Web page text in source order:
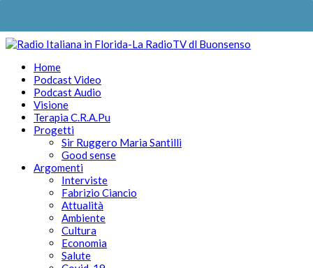
Home
Podcast Video
Podcast Audio
Visione
Terapia C.R.A.Pu
Progetti
Sir Ruggero Maria Santilli
Good sense
Argomenti
Interviste
Fabrizio Ciancio
Attualità
Ambiente
Cultura
Economia
Salute